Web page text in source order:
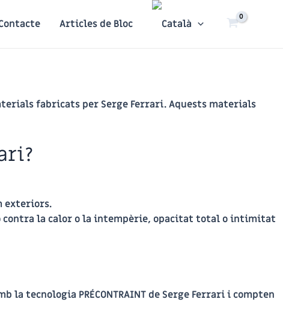
Articles de Bloc
fabricats per Serge Ferrari. Aquests materials
exteriors.
contra la calor o la intempèrie, opacitat total o intimitat
tecnologia PRÉCONTRAINT de Serge Ferrari i compten